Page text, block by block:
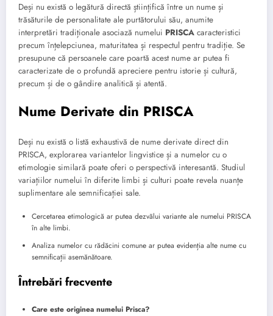
Deși nu există o legătură directă științifică între un nume și
trăsăturile de personalitate ale purtătorului său, anumite
interpretări tradiționale asociază numelui PRISCA caracteristici
precum înțelepciunea, maturitatea și respectul pentru tradiție. Se
presupune că persoanele care poartă acest nume ar putea fi
caracterizate de o profundă apreciere pentru istorie și cultură,
precum și de o gândire analitică și atentă.
Nume Derivate din PRISCA
Deși nu există o listă exhaustivă de nume derivate direct din
PRISCA, explorarea variantelor lingvistice și a numelor cu o
etimologie similară poate oferi o perspectivă interesantă. Studiul
variațiilor numelui în diferite limbi și culturi poate revela nuanțe
suplimentare ale semnificației sale.
Cercetarea etimologică ar putea dezvălui variante ale numelui PRISCA
în alte limbi.
Analiza numelor cu rădăcini comune ar putea evidenția alte nume cu
semnificații asemănătoare.
Întrebări frecvente
Care este originea numelui Prisca?